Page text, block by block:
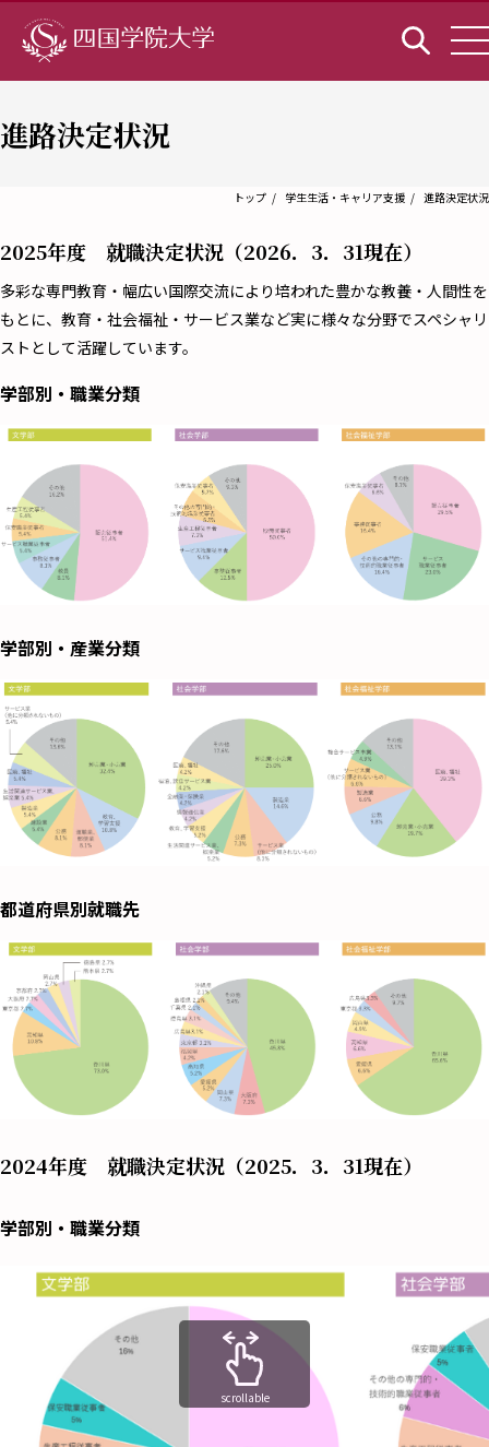
進路決定状況
トップ 学生生活・キャリア支援 進路決定状況
2025年度 就職決定状況（2026．3．31現在）
多彩な専門教育・幅広い国際交流により培われた豊かな教養・人間性を
もとに、教育・社会福祉・サービス業など実に様々な分野でスペシャリ
ストとして活躍しています。
学部別・職業分類
学部別・産業分類
都道府県別就職先
2024年度 就職決定状況（2025．3．31現在）
学部別・職業分類
scrollable